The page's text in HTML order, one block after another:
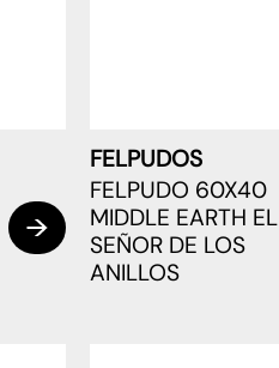
FELPUDOS
FELPUDO 60X40
MIDDLE EARTH EL
SEÑOR DE LOS
ANILLOS